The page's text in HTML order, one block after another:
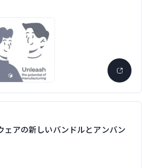
ェアの新しいバンドルとアンバン